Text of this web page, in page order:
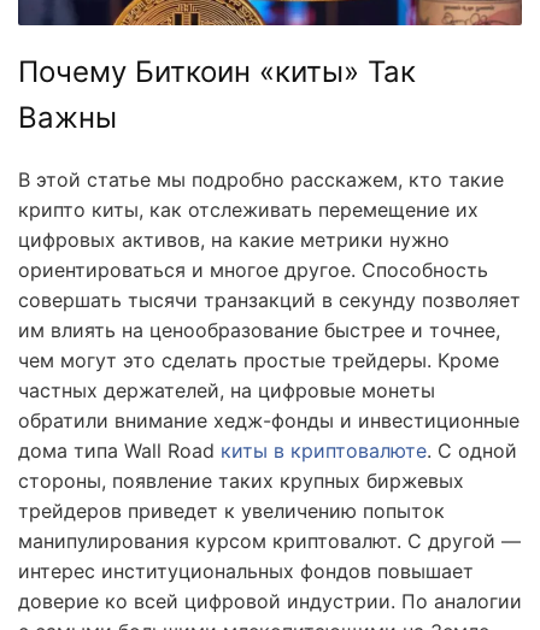
Почему Биткоин «киты» Так
Важны
В этой статье мы подробно расскажем, кто такие
крипто киты, как отслеживать перемещение их
цифровых активов, на какие метрики нужно
ориентироваться и многое другое. Способность
совершать тысячи транзакций в секунду позволяет
им влиять на ценообразование быстрее и точнее,
чем могут это сделать простые трейдеры. Кроме
частных держателей, на цифровые монеты
обратили внимание хедж-фонды и инвестиционные
дома типа Wall Road киты в криптовалюте. С одной
стороны, появление таких крупных биржевых
трейдеров приведет к увеличению попыток
манипулирования курсом криптовалют. С другой —
интерес институциональных фондов повышает
доверие ко всей цифровой индустрии. По аналогии